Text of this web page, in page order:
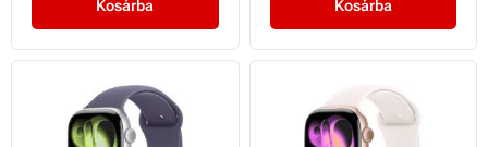
Kosárba Kosárba